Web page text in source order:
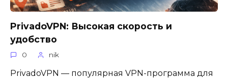
PrivadoVPN: Высокая скорость и
удобство
0 nik
PrivadoVPN — популярная VPN-программа для